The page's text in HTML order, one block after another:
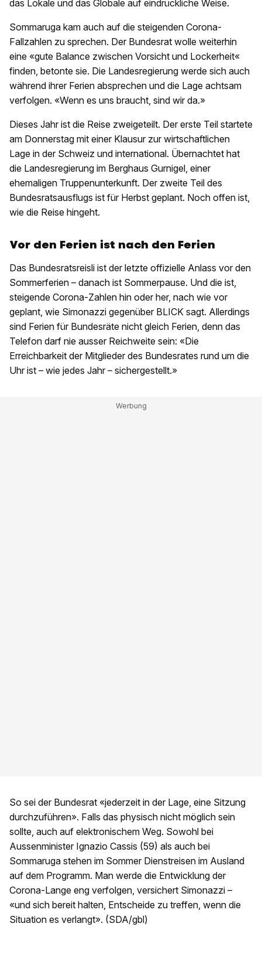
das Lokale und das Globale auf eindrückliche Weise.
Sommaruga kam auch auf die steigenden Corona-
Fallzahlen zu sprechen. Der Bundesrat wolle weiterhin
eine «gute Balance zwischen Vorsicht und Lockerheit«
finden, betonte sie. Die Landesregierung werde sich auch
während ihrer Ferien absprechen und die Lage achtsam
verfolgen. «Wenn es uns braucht, sind wir da.»
Dieses Jahr ist die Reise zweigeteilt. Der erste Teil startete
am Donnerstag mit einer Klausur zur wirtschaftlichen
Lage in der Schweiz und international. Übernachtet hat
die Landesregierung im Berghaus Gurnigel, einer
ehemaligen Truppenunterkunft. Der zweite Teil des
Bundesratsausflugs ist für Herbst geplant. Noch offen ist,
wie die Reise hingeht.
Vor den Ferien ist nach den Ferien
Das Bundesratsreisli ist der letzte offizielle Anlass vor den
Sommerferien – danach ist Sommerpause. Und die ist,
steigende Corona-Zahlen hin oder her, nach wie vor
geplant, wie Simonazzi gegenüber BLICK sagt. Allerdings
sind Ferien für Bundesräte nicht gleich Ferien, denn das
Telefon darf nie ausser Reichweite sein: «Die
Erreichbarkeit der Mitglieder des Bundesrates rund um die
Uhr ist – wie jedes Jahr – sichergestellt.»
So sei der Bundesrat «jederzeit in der Lage, eine Sitzung
durchzuführen». Falls das physisch nicht möglich sein
sollte, auch auf elektronischem Weg. Sowohl bei
Aussenminister Ignazio Cassis (59) als auch bei
Sommaruga stehen im Sommer Dienstreisen im Ausland
auf dem Programm. Man werde die Entwicklung der
Corona-Lange eng verfolgen, versichert Simonazzi –
«und sich bereit halten, Entscheide zu treffen, wenn die
Situation es verlangt». (SDA/gbl)